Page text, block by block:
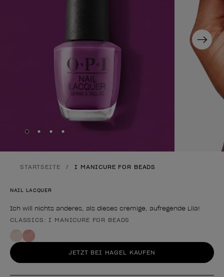
Next
Skip to slide
Skip to slide
Skip to slide
Skip to slide
STARTSEITE I MANICURE FOR BEADS
NAIL LACQUER
Ich will nichts anderes, als dieses cremige, aufregende Lila!
Form des Produkts
CLASSICS: I MANICURE FOR BEADS
JETZT BEI HAGEL KAUFEN